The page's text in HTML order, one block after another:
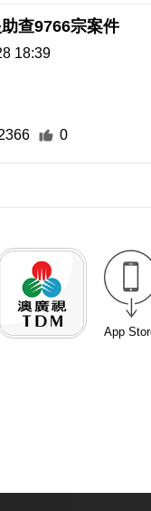
查9766宗案件
18:39
0
App